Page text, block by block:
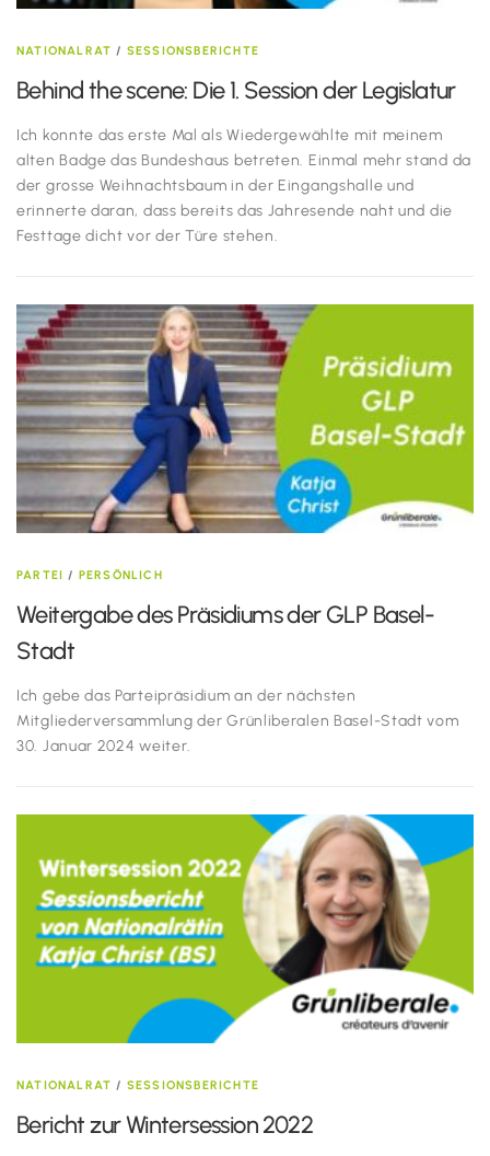
NATIONALRAT / SESSIONSBERICHTE
Behind the scene: Die 1. Session der Legislatur
Ich konnte das erste Mal als Wiedergewählte mit meinem
alten Badge das Bundeshaus betreten. Einmal mehr stand da
der grosse Weihnachtsbaum in der Eingangshalle und
erinnerte daran, dass bereits das Jahresende naht und die
Festtage dicht vor der Türe stehen.
PARTEI / PERSÖNLICH
Weitergabe des Präsidiums der GLP Basel-
Stadt
Ich gebe das Parteipräsidium an der nächsten
Mitgliederversammlung der Grünliberalen Basel-Stadt vom
30. Januar 2024 weiter.
NATIONALRAT / SESSIONSBERICHTE
Bericht zur Wintersession 2022